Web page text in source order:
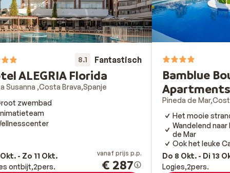
8.1 Fantastisch
ALEGRIA Florida
Susanna Costa Brava Spanje
zwembad
- Zo 11 Okt.
ontbijt 2pers.
vanaf prijs p.p.
€ 287
Bamblue
Apartments
Pineda de Mar
Het mooie
Wandelend
de Mar
Ook het leuke
Do 8 Okt. - Di 13
Logies 2pers.